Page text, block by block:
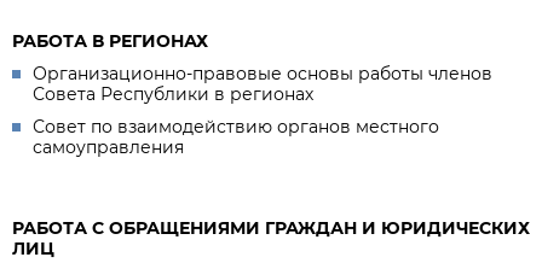
РАБОТА В РЕГИОНАХ
Организационно-правовые основы работы членов
Совета Республики в регионах
Совет по взаимодействию органов местного
самоуправления
РАБОТА С ОБРАЩЕНИЯМИ ГРАЖДАН И ЮРИДИЧЕСКИХ
ЛИЦ